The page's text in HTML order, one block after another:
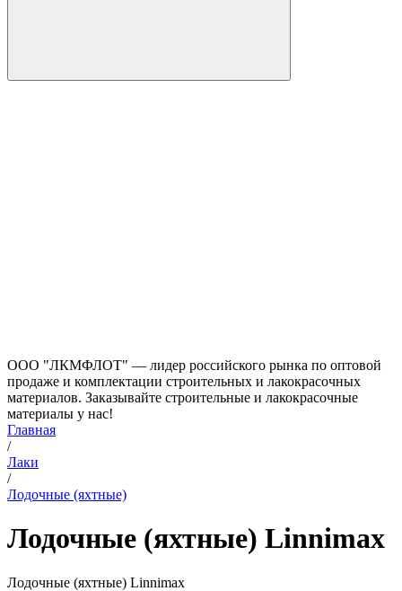
ООО "ЛКМФЛОТ" — лидер российского рынка по оптовой
продаже и комплектации строительных и лакокрасочных
материалов. Заказывайте строительные и лакокрасочные
материалы у нас!
Главная
/
Лаки
/
Лодочные (яхтные)
Лодочные (яхтные) Linnimax
Лодочные (яхтные) Linnimax